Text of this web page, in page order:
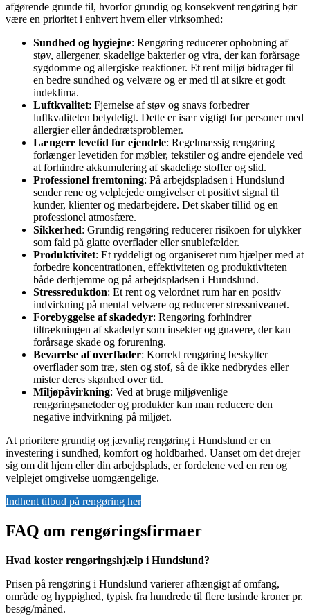
afgørende grunde til, hvorfor grundig og konsekvent rengøring bør
være en prioritet i enhvert hvem eller virksomhed:
Sundhed og hygiejne: Rengøring reducerer ophobning af
støv, allergener, skadelige bakterier og vira, der kan forårsage
sygdomme og allergiske reaktioner. Et rent miljø bidrager til
en bedre sundhed og velvære og er med til at sikre et godt
indeklima.
Luftkvalitet: Fjernelse af støv og snavs forbedrer
luftkvaliteten betydeligt. Dette er især vigtigt for personer med
allergier eller åndedrætsproblemer.
Længere levetid for ejendele: Regelmæssig rengøring
forlænger levetiden for møbler, tekstiler og andre ejendele ved
at forhindre akkumulering af skadelige stoffer og slid.
Professionel fremtoning: På arbejdspladsen i Hundslund
sender rene og velplejede omgivelser et positivt signal til
kunder, klienter og medarbejdere. Det skaber tillid og en
professionel atmosfære.
Sikkerhed: Grundig rengøring reducerer risikoen for ulykker
som fald på glatte overflader eller snublefælder.
Produktivitet: Et ryddeligt og organiseret rum hjælper med at
forbedre koncentrationen, effektiviteten og produktiviteten
både derhjemme og på arbejdspladsen i Hundslund.
Stressreduktion: Et rent og velordnet rum har en positiv
indvirkning på mental velvære og reducerer stressniveauet.
Forebyggelse af skadedyr: Rengøring forhindrer
tiltrækningen af skadedyr som insekter og gnavere, der kan
forårsage skade og forurening.
Bevarelse af overflader: Korrekt rengøring beskytter
overflader som træ, sten og stof, så de ikke nedbrydes eller
mister deres skønhed over tid.
Miljøpåvirkning: Ved at bruge miljøvenlige
rengøringsmetoder og produkter kan man reducere den
negative indvirkning på miljøet.
At prioritere grundig og jævnlig rengøring i Hundslund er en
investering i sundhed, komfort og holdbarhed. Uanset om det drejer
sig om dit hjem eller din arbejdsplads, er fordelene ved en ren og
velplejet omgivelse uomgængelige.
Indhent tilbud på rengøring her
FAQ om rengøringsfirmaer
Hvad koster rengøringshjælp i Hundslund?
Prisen på rengøring i Hundslund varierer afhængigt af omfang,
område og hyppighed, typisk fra hundrede til flere tusinde kroner pr.
besøg/måned.